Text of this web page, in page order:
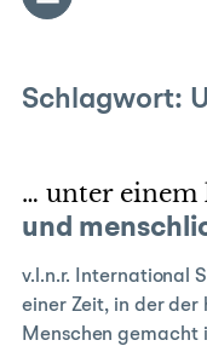
Schlagwort:
… unter einem
und
v.l.n.r. International
einer Zeit, in der der
Menschen gemacht